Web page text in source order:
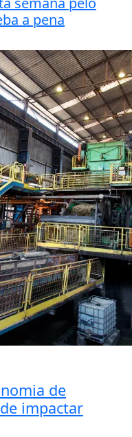
a pena
de
impactar